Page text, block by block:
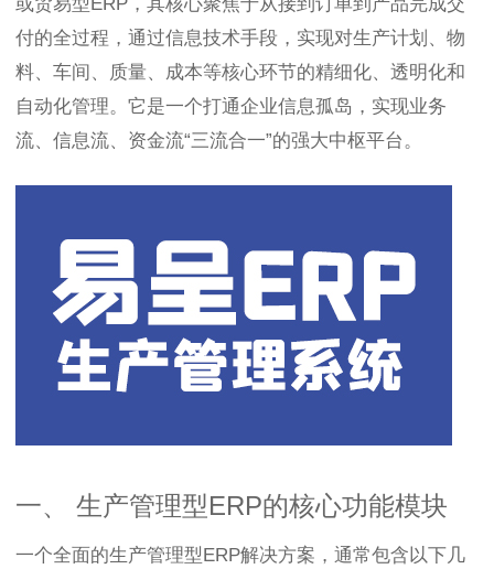
或贸易型ERP，其核心聚焦于从接到订单到产品完成交
付的全过程，通过信息技术手段，实现对生产计划、物
料、车间、质量、成本等核心环节的精细化、透明化和
自动化管理。它是一个打通企业信息孤岛，实现业务
流、信息流、资金流“三流合一”的强大中枢平台。
一、 生产管理型ERP的核心功能模块
一个全面的生产管理型ERP解决方案，通常包含以下几